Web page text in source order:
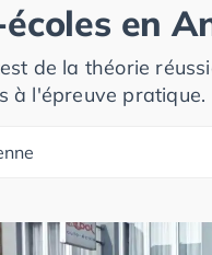
en
de la théorie
à l'épreuve pratique.